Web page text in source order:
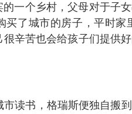
一个乡村，父母对于子
买了城市的房子，平时
辛苦也会给孩子们提供
市读书，格瑞斯便独自搬